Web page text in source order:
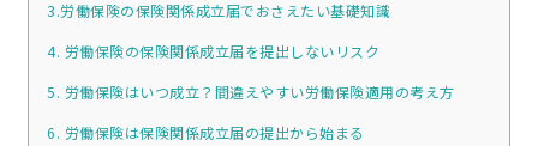
3.労働保険の保険関係成立届でおさえたい基礎知識
4. 労働保険の保険関係成立届を提出しないリスク
5. 労働保険はいつ成立？間違えやすい労働保険適用の考え方
6. 労働保険は保険関係成立届の提出から始まる